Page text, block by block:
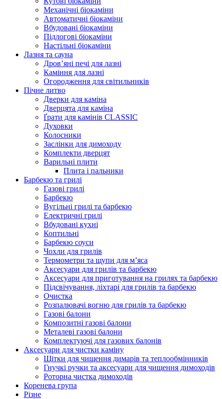
Механічні біокаміни
Автоматичні біокаміни
Вбудовані біокаміни
Підлогові біокаміни
Настільні біокаміни
Лазня та сауна
Дров’яні печі для лазні
Каміння для лазні
Огородження для світильників
Пічне литво
Дверки для каміна
Дверцята для каміна
Ґрати для камінів CLASSIC
Духовки
Колосники
Заслінки для димоходу
Комплекти дверцят
Варильні плити
Плита і пальники
Барбекю та грилі
Газові грилі
Барбекю
Вугільні грилі та барбекю
Електричні грилі
Вбудовані кухні
Коптильні
Барбекю соуси
Чохли для грилів
Термометри та щупи для м’яса
Аксесуари для грилів та барбекю
Аксесуари для приготування на грилях та барбекю
Підсвічування, ліхтарі для грилів та барбекю
Очистка
Розпалювачі вогню для грилів та барбекю
Газові балони
Композитні газові балони
Металеві газові балони
Комплектуючі для газових балонів
Аксесуари для чистки каміну
Щітки для чищення димарів та теплообмінників
Гнучкі ручки та аксесуари для чищення димоходів
Роторна чистка димоходів
Коренева група
Різне